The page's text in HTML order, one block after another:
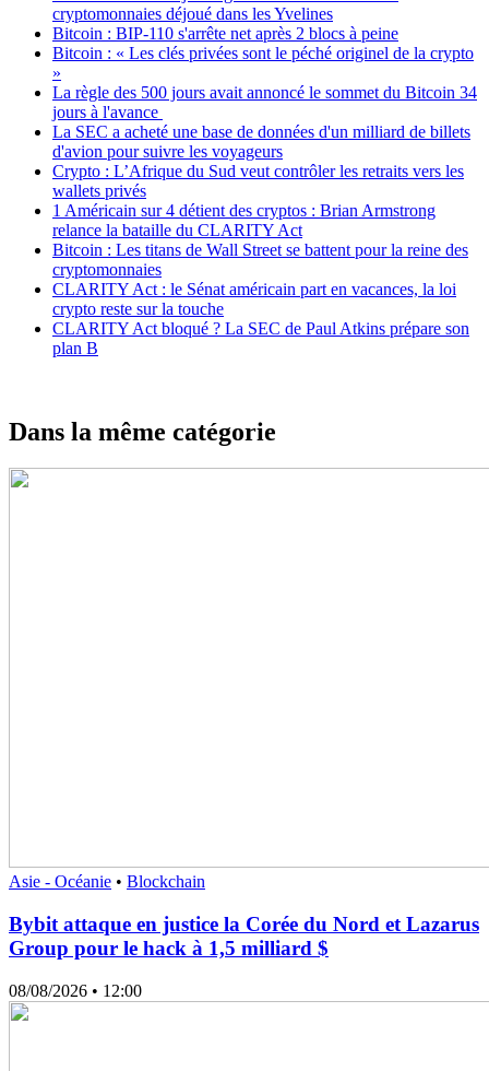
cryptomonnaies déjoué dans les Yvelines
Bitcoin : BIP-110 s'arrête net après 2 blocs à peine
Bitcoin : « Les clés privées sont le péché originel de la crypto
»
La règle des 500 jours avait annoncé le sommet du Bitcoin 34
jours à l'avance
La SEC a acheté une base de données d'un milliard de billets
d'avion pour suivre les voyageurs
Crypto : L’Afrique du Sud veut contrôler les retraits vers les
wallets privés
1 Américain sur 4 détient des cryptos : Brian Armstrong
relance la bataille du CLARITY Act
Bitcoin : Les titans de Wall Street se battent pour la reine des
cryptomonnaies
CLARITY Act : le Sénat américain part en vacances, la loi
crypto reste sur la touche
CLARITY Act bloqué ? La SEC de Paul Atkins prépare son
plan B
Dans la même catégorie
Asie - Océanie • Blockchain
Bybit attaque en justice la Corée du Nord et Lazarus
Group pour le hack à 1,5 milliard $
08/08/2026 • 12:00